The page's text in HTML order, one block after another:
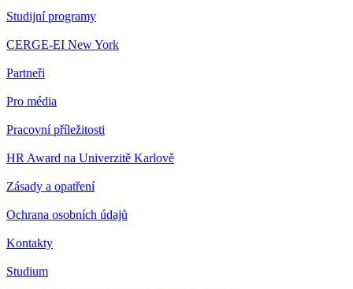
Studijní programy
CERGE-EI New York
Partneři
Pro média
Pracovní příležitosti
HR Award na Univerzitě Karlově
Zásady a opatření
Ochrana osobních údajů
Kontakty
Studium